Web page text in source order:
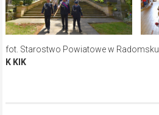
fot. Starostwo Powiatowe w Radomsku
K KIK